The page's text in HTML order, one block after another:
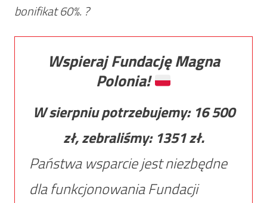
bonifikat 60%. ?
Wspieraj Fundację Magna
Polonia!
W sierpniu potrzebujemy: 16 500
zł, zebraliśmy: 1351zł.
Państwa wsparcie jest niezbędne
dla funkcjonowania Fundacji